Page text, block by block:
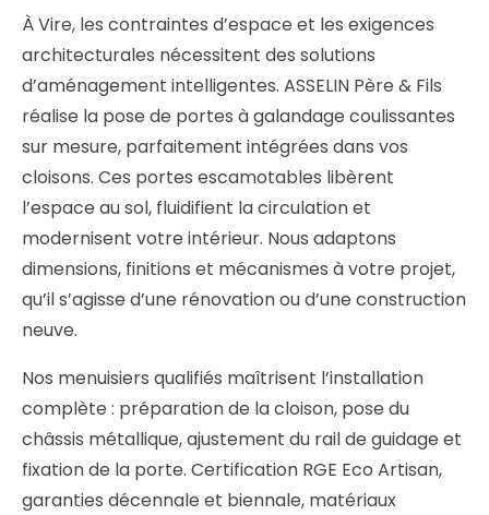
À Vire, les contraintes d’espace et les exigences
architecturales nécessitent des solutions
d’aménagement intelligentes. ASSELIN Père & Fils
réalise la pose de portes à galandage coulissantes
sur mesure, parfaitement intégrées dans vos
cloisons. Ces portes escamotables libèrent
l’espace au sol, fluidifient la circulation et
modernisent votre intérieur. Nous adaptons
dimensions, finitions et mécanismes à votre projet,
qu’il s’agisse d’une rénovation ou d’une construction
neuve.
Nos menuisiers qualifiés maîtrisent l’installation
complète : préparation de la cloison, pose du
châssis métallique, ajustement du rail de guidage et
fixation de la porte. Certification RGE Eco Artisan,
garanties décennale et biennale, matériaux